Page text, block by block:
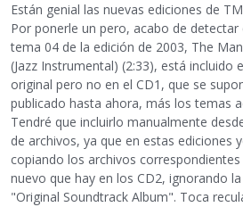
Están genial las nuevas ediciones de
Por ponerle un pero, acabo de detectar
tema 04 de la edición de 2003, The
(Jazz Instrumental) (2:33), está incluido
original pero no en el CD1, que se
publicado hasta ahora, más los temas
Tendré que incluirlo manualmente
de archivos, ya que en estas ediciones
copiando los archivos
nuevo que hay en los CD2, ignorando
"Original Soundtrack Album". Toca